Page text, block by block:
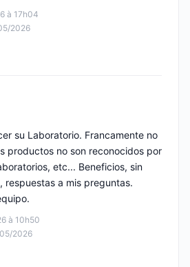
à 17h04
2026
à 10h50
2026
su Laboratorio. Francamente no
productos no son reconocidos por
etc... Beneficios, sin
respuestas a mis preguntas.